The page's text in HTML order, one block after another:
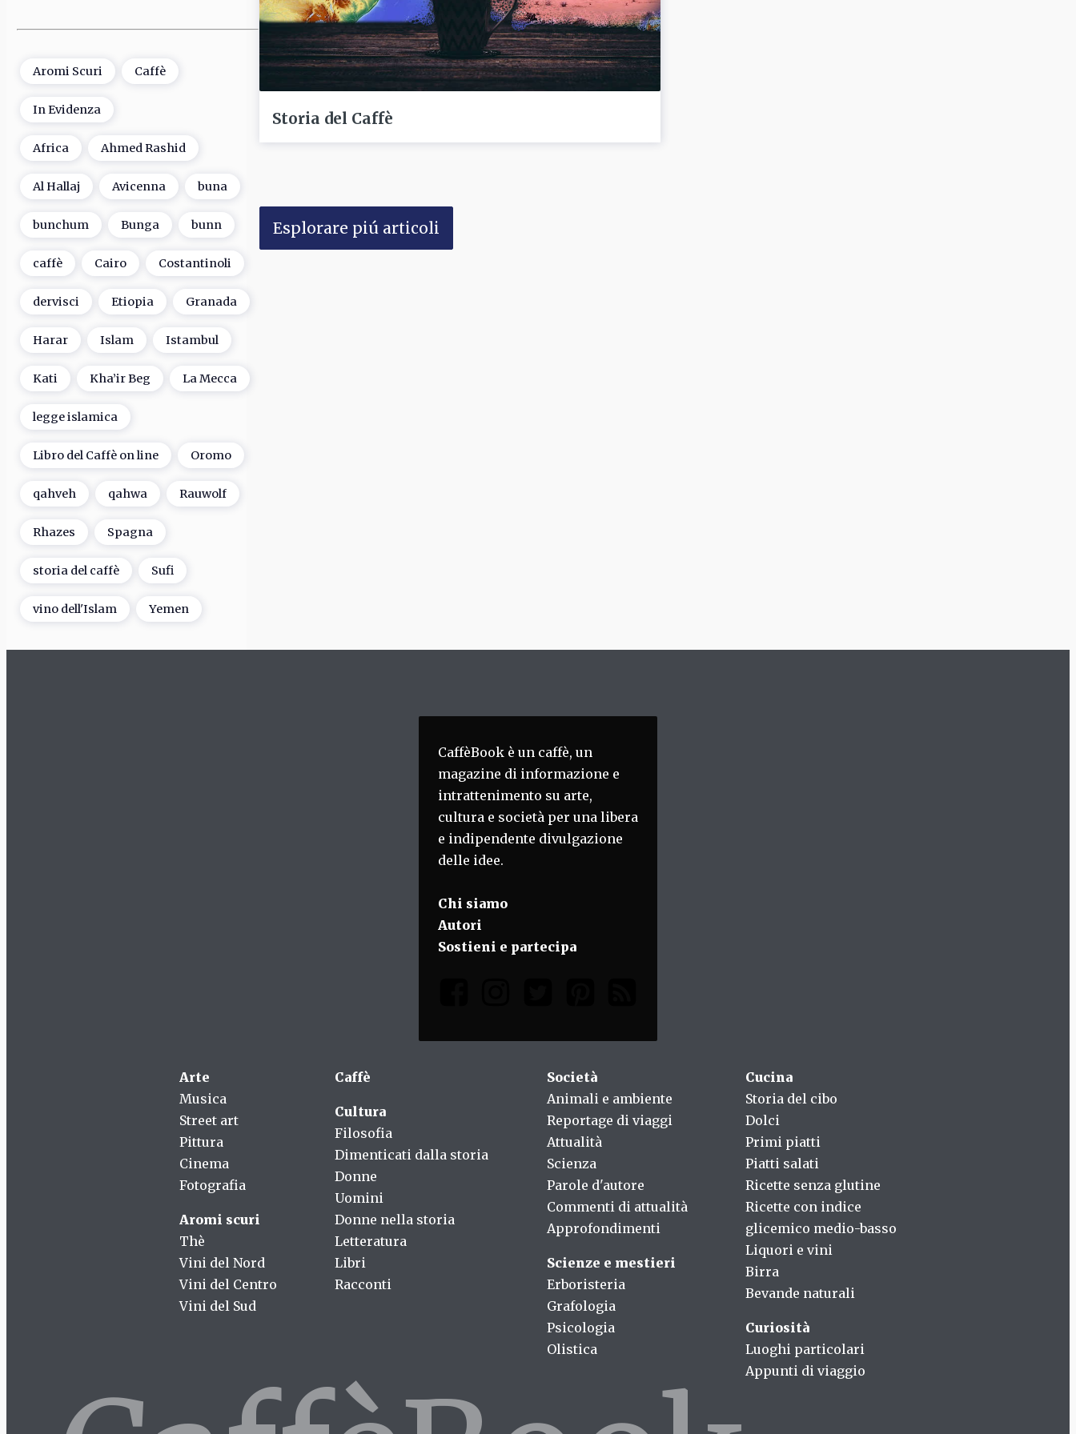
Aromi Scuri Caffè
In Evidenza
Africa Ahmed Rashid
Al Hallaj Avicenna buna
bunchum Bunga bunn
caffè Cairo Costantinoli
dervisci Etiopia Granada
Harar Islam Istambul
Kati Kha’ir Beg La Mecca
legge islamica
Libro del Caffè on line Oromo
qahveh qahwa Rauwolf
Rhazes Spagna
storia del caffè Sufi
vino dell'Islam Yemen
Storia del Caffè
Esplorare piú articoli
CaffèBook è un caffè, un
magazine di informazione e
intrattenimento su arte,
cultura e società per una libera
e indipendente divulgazione
delle idee.
Chi siamo
Autori
Sostieni e partecipa
Arte
Musica
Street art
Pittura
Cinema
Fotografia
Aromi scuri
Thè
Vini del Nord
Vini del Centro
Vini del Sud
Caffè
Cultura
Filosofia
Dimenticati dalla storia
Donne
Uomini
Donne nella storia
Letteratura
Libri
Racconti
Società
Animali e ambiente
Reportage di viaggi
Attualità
Scienza
Parole d'autore
Commenti di attualità
Approfondimenti
Scienze e mestieri
Erboristeria
Grafologia
Psicologia
Olistica
Cucina
Storia del cibo
Dolci
Primi piatti
Piatti salati
Ricette senza glutine
Ricette con indice
glicemico medio-basso
Liquori e vini
Birra
Bevande naturali
Curiosità
Luoghi particolari
Appunti di viaggio